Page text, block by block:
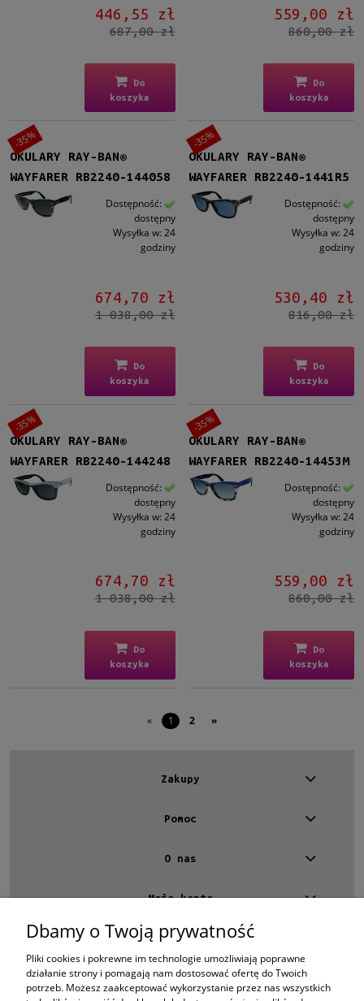
446,55 zł
687,00 zł
Do
koszyka
559,00 zł
860,00 zł
Do
koszyka
OKULARY RAY-BAN®
WAYFARER RB2240-144058
Dostępność:
dostępny
Wysyłka w: 24
godziny
674,70 zł
1 038,00 zł
Do
koszyka
-35%
OKULARY RAY-BAN®
WAYFARER RB2240-1441R5
Dostępność:
dostępny
Wysyłka w: 24
godziny
530,40 zł
816,00 zł
Do
koszyka
-35%
OKULARY RAY-BAN®
WAYFARER RB2240-144248
Dostępność:
dostępny
Wysyłka w: 24
godziny
674,70 zł
1 038,00 zł
Do
koszyka
-35%
OKULARY RAY-BAN®
WAYFARER RB2240-14453M
Dostępność:
dostępny
Wysyłka w: 24
godziny
559,00 zł
860,00 zł
Do
koszyka
-35%
« 1 2 »
Zakupy
Pomoc
O nas
Moje konto
Kontakt
4 EYES OPTYKA -
optyk Warszawa
ul.Chmielna 4
00-020 Warszawa
woj. mazowieckie
Dbamy o Twoją prywatność
Pliki cookies i pokrewne im technologie umożliwiają poprawne
działanie strony i pomagają nam dostosować ofertę do Twoich
potrzeb. Możesz zaakceptować wykorzystanie przez nas wszystkich